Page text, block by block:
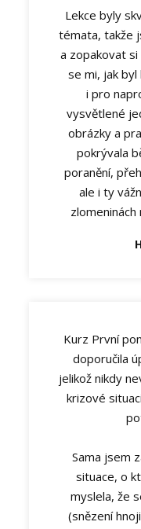
Lekce byly
témata, takže
a zopakovat
se mi, jak
i pro
vysvětlené
obrázky a
pokrývala
poranění,
ale i ty
Kurz První
doporučila
jelikož nikdy
krizové
Sama jsem
situace, o
myslela, že
(snězení